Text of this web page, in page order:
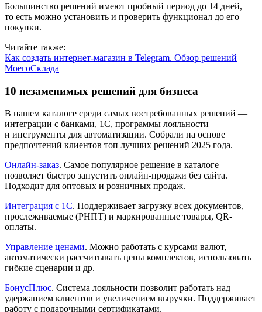
Большинство решений имеют пробный период до 14 дней,
то есть можно установить и проверить функционал до его
покупки.
Читайте также:
Как создать интернет-магазин в Telegram. Обзор решений
МоегоСклада
10 незаменимых решений для бизнеса
В нашем каталоге среди самых востребованных решений —
интеграции с банками, 1С, программы лояльности
и инструменты для автоматизации. Собрали на основе
предпочтений клиентов топ лучших решений 2025 года.
Онлайн-заказ. Самое популярное решение в каталоге —
позволяет быстро запустить онлайн-продажи без сайта.
Подходит для оптовых и розничных продаж.
Интеграция с 1C. Поддерживает загрузку всех документов,
прослеживаемые (РНПТ) и маркированные товары, QR-
оплаты.
Управление ценами. Можно работать с курсами валют,
автоматически рассчитывать цены комплектов, использовать
гибкие сценарии и др.
БонусПлюс. Система лояльности позволит работать над
удержанием клиентов и увеличением выручки. Поддерживает
работу с подарочными сертификатами.